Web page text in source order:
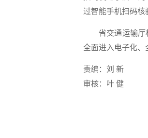
过智能手机扫码核
省交通运输厅相
全面进入电子化、
责编：刘 新
审核：叶 健